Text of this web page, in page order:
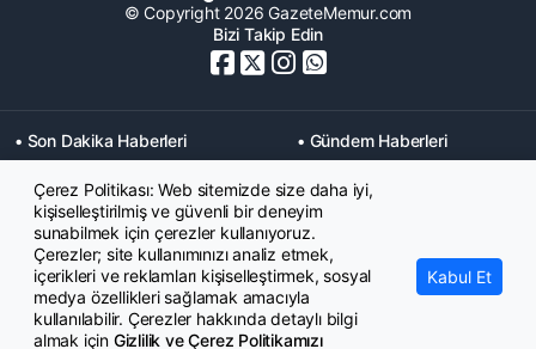
© Copyright 2026 GazeteMemur.com
Bizi Takip Edin
• Son Dakika Haberleri
• Gündem Haberleri
• Memurlar Haberleri
• KPSS Haberleri
• Ekonomi Haberleri
• Eğitim Haberleri
• Yaşam Haberleri
• Maaş Verileri Haberleri
• Mahkeme Kararları
Haberleri
Çerez Politikası: Web sitemizde size daha iyi,
kişiselleştirilmiş ve güvenli bir deneyim
sunabilmek için çerezler kullanıyoruz.
Çerezler; site kullanımınızı analiz etmek,
içerikleri ve reklamları kişiselleştirmek, sosyal
medya özellikleri sağlamak amacıyla
kullanılabilir. Çerezler hakkında detaylı bilgi
almak için Gizlilik ve Çerez Politikamızı
Kabul Et